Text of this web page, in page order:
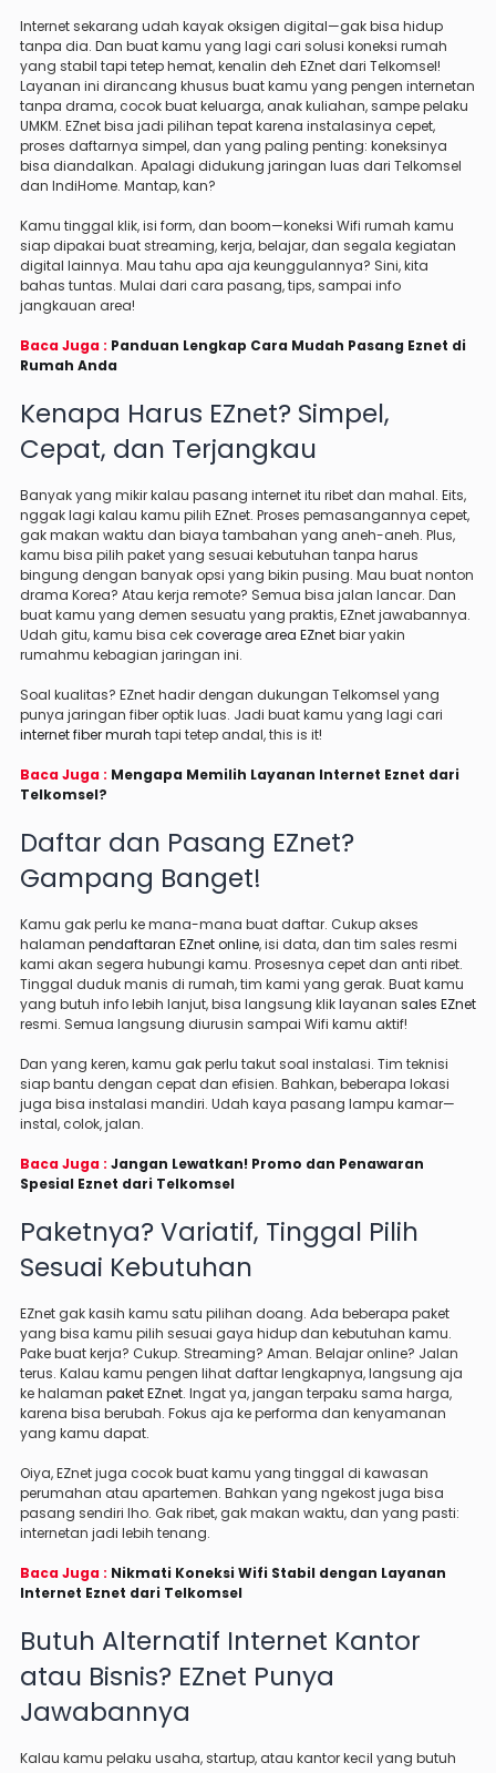
Internet sekarang udah kayak oksigen digital—gak bisa hidup
tanpa dia. Dan buat kamu yang lagi cari solusi koneksi rumah
yang stabil tapi tetep hemat, kenalin deh EZnet dari Telkomsel!
Layanan ini dirancang khusus buat kamu yang pengen internetan
tanpa drama, cocok buat keluarga, anak kuliahan, sampe pelaku
UMKM. EZnet bisa jadi pilihan tepat karena instalasinya cepet,
proses daftarnya simpel, dan yang paling penting: koneksinya
bisa diandalkan. Apalagi didukung jaringan luas dari Telkomsel
dan IndiHome. Mantap, kan?
Kamu tinggal klik, isi form, dan boom—koneksi Wifi rumah kamu
siap dipakai buat streaming, kerja, belajar, dan segala kegiatan
digital lainnya. Mau tahu apa aja keunggulannya? Sini, kita
bahas tuntas. Mulai dari cara pasang, tips, sampai info
jangkauan area!
Baca Juga : Panduan Lengkap Cara Mudah Pasang Eznet di
Rumah Anda
Kenapa Harus EZnet? Simpel,
Cepat, dan Terjangkau
Banyak yang mikir kalau pasang internet itu ribet dan mahal. Eits,
nggak lagi kalau kamu pilih EZnet. Proses pemasangannya cepet,
gak makan waktu dan biaya tambahan yang aneh-aneh. Plus,
kamu bisa pilih paket yang sesuai kebutuhan tanpa harus
bingung dengan banyak opsi yang bikin pusing. Mau buat nonton
drama Korea? Atau kerja remote? Semua bisa jalan lancar. Dan
buat kamu yang demen sesuatu yang praktis, EZnet jawabannya.
Udah gitu, kamu bisa cekcoverage area EZnetbiar yakin
rumahmu kebagian jaringan ini.
Soal kualitas? EZnet hadir dengan dukungan Telkomsel yang
punya jaringan fiber optik luas. Jadi buat kamu yang lagi cari
internet fiber murah tapi tetep andal, this is it!
Baca Juga : Mengapa Memilih Layanan Internet Eznet dari
Telkomsel?
Daftar dan Pasang EZnet?
Gampang Banget!
Kamu gak perlu ke mana-mana buat daftar. Cukup akses
halaman pendaftaran EZnet online, isi data, dan tim sales resmi
kami akan segera hubungi kamu. Prosesnya cepet dan anti ribet.
Tinggal duduk manis di rumah, tim kami yang gerak. Buat kamu
yang butuh info lebih lanjut, bisa langsung klik layanan sales EZnet
resmi. Semua langsung diurusin sampai Wifi kamu aktif!
Dan yang keren, kamu gak perlu takut soal instalasi. Tim teknisi
siap bantu dengan cepat dan efisien. Bahkan, beberapa lokasi
juga bisa instalasi mandiri. Udah kaya pasang lampu kamar—
instal, colok, jalan.
Baca Juga : Jangan Lewatkan! Promo dan Penawaran
Spesial Eznet dari Telkomsel
Paketnya? Variatif, Tinggal Pilih
Sesuai Kebutuhan
EZnet gak kasih kamu satu pilihan doang. Ada beberapa paket
yang bisa kamu pilih sesuai gaya hidup dan kebutuhan kamu.
Pake buat kerja? Cukup. Streaming? Aman. Belajar online? Jalan
terus. Kalau kamu pengen lihat daftar lengkapnya, langsung aja
ke halaman paket EZnet. Ingat ya, jangan terpaku sama harga,
karena bisa berubah. Fokus aja ke performa dan kenyamanan
yang kamu dapat.
Oiya, EZnet juga cocok buat kamu yang tinggal di kawasan
perumahan atau apartemen. Bahkan yang ngekost juga bisa
pasang sendiri lho. Gak ribet, gak makan waktu, dan yang pasti:
internetan jadi lebih tenang.
Baca Juga : Nikmati Koneksi Wifi Stabil dengan Layanan
Internet Eznet dari Telkomsel
Butuh Alternatif Internet Kantor
atau Bisnis? EZnet Punya
Jawabannya
Kalau kamu pelaku usaha, startup, atau kantor kecil yang butuh